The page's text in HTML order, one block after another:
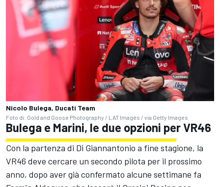
Nicolo Bulega, Ducati Team
Foto di: Gold and Goose Photography / LAT Images / via Getty Images
Bulega e Marini, le due opzioni per VR46
Con la partenza di Di Giannantonio a fine stagione, la
VR46 deve cercare un secondo pilota per il prossimo
anno, dopo aver già confermato alcune settimane fa